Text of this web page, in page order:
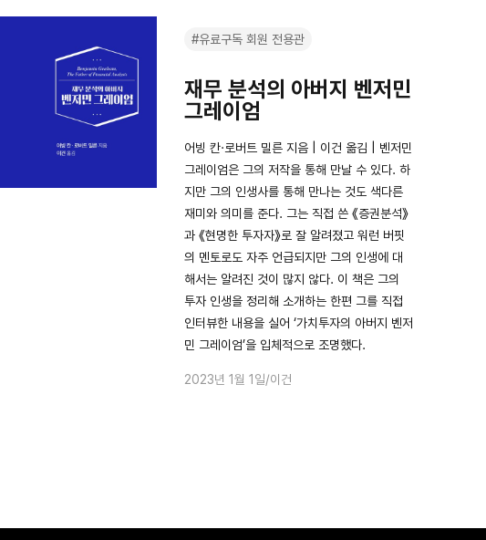
재무 분석의 아버지 벤저민
그레이엄
어빙 칸·로버트 밀른 지음 | 이건 옮김 | 벤저민
그레이엄은 그의 저작을 통해 만날 수 있다. 하
지만 그의 인생사를 통해 만나는 것도 색다른
재미와 의미를 준다. 그는 직접 쓴 《증권분석》
과 《현명한 투자자》로 잘 알려졌고 워런 버핏
의 멘토로도 자주 언급되지만 그의 인생에 대
해서는 알려진 것이 많지 않다. 이 책은 그의
투자 인생을 정리해 소개하는 한편 그를 직접
인터뷰한 내용을 실어 ‘가치투자의 아버지 벤저
민 그레이엄’을 입체적으로 조명했다.
2023년 1월 1일 이건
#유료구독 회원 전용관